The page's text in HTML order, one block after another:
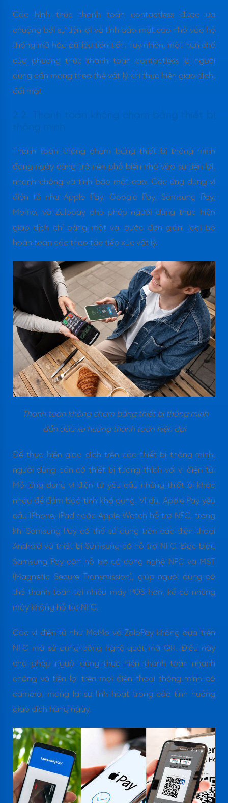
Các hình thức thanh toán contactless được ưa
chuộng bởi sự tiện lợi và tính bảo mật cao nhờ vào hệ
thống mã hóa dữ liệu tiên tiến. Tuy nhiên, một hạn chế
của phương thức thanh toán contactless là người
dùng cần mang theo thẻ vật lý khi thực hiện giao dịch,
đối mặt
2.2. Thanh toán không chạm bằng thiết bị
thông minh
Thanh toán không chạm bằng thiết bị thông minh
đang ngày càng trở nên phổ biến nhờ vào sự tiện lợi,
nhanh chóng và tính bảo mật cao. Các ứng dụng ví
điện tử như Apple Pay, Google Pay, Samsung Pay,
Momo, và Zalopay cho phép người dùng thực hiện
giao dịch chỉ bằng một vài bước đơn giản, loại bỏ
hoàn toàn các thao tác tiếp xúc vật lý.
Thanh toán không chạm bằng thiết bị thông minh
dẫn đầu xu hướng thanh toán hiện đại
Để thực hiện giao dịch trên các thiết bị thông minh,
người dùng cần có thiết bị tương thích với ví điện tử.
Mỗi ứng dụng ví điện tử yêu cầu những thiết bị khác
nhau để đảm bảo tính khả dụng. Ví dụ, Apple Pay yêu
cầu iPhone, iPad hoặc Apple Watch hỗ trợ NFC, trong
khi Samsung Pay có thể sử dụng trên các điện thoại
Android và thiết bị Samsung có hỗ trợ NFC. Đặc biệt,
Samsung Pay còn hỗ trợ cả công nghệ NFC và MST
(Magnetic Secure Transmission), giúp người dùng có
thể thanh toán tại nhiều máy POS hơn, kể cả những
máy không hỗ trợ NFC.
Các ví điện tử như MoMo và ZaloPay không dựa trên
NFC mà sử dụng công nghệ quét mã QR. Điều này
cho phép người dùng thực hiện thanh toán nhanh
chóng và tiện lợi trên mọi điện thoại thông minh có
camera, mang lại sự linh hoạt trong các tình huống
giao dịch hàng ngày.